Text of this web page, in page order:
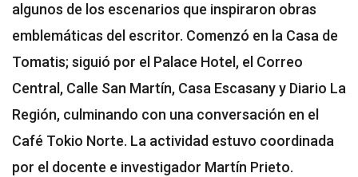
algunos de los escenarios que inspiraron obras
emblemáticas del escritor. Comenzó en la Casa de
Tomatis; siguió por el Palace Hotel, el Correo
Central, Calle San Martín, Casa Escasany y Diario La
Región, culminando con una conversación en el
Café Tokio Norte. La actividad estuvo coordinada
por el docente e investigador Martín Prieto.